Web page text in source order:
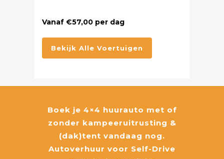
Vanaf €57,00 per dag
Bekijk Alle Voertuigen
Boek je 4×4 huurauto met of
zonder kampeeruitrusting &
(dak)tent vandaag nog.
Autoverhuur voor Self-Drive